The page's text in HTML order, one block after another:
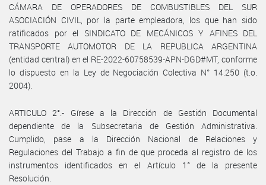
CÁMARA DE OPERADORES DE COMBUSTIBLES DEL SUR
ASOCIACIÓN CIVIL, por la parte empleadora, los que han sido
ratificados por el SINDICATO DE MECÁNICOS Y AFINES DEL
TRANSPORTE AUTOMOTOR DE LA REPUBLICA ARGENTINA
(entidad central) en el RE-2022-60758539-APN-DGD#MT, conforme
lo dispuesto en la Ley de Negociación Colectiva N° 14.250 (t.o.
2004).
ARTICULO 2°.- Gírese a la Dirección de Gestión Documental
dependiente de la Subsecretaria de Gestión Administrativa.
Cumplido, pase a la Dirección Nacional de Relaciones y
Regulaciones del Trabajo a fin de que proceda al registro de los
instrumentos identificados en el Artículo 1° de la presente
Resolución.